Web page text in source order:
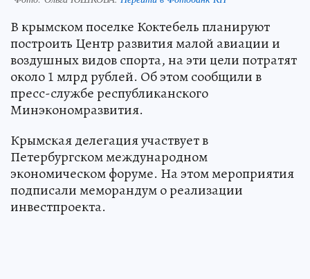
В крымском поселке Коктебель планируют
построить Центр развития малой авиации и
воздушных видов спорта, на эти цели потратят
около 1 млрд рублей. Об этом сообщили в
пресс-службе республиканского
Минэкономразвития.
Крымская делегация участвует в
Петербургском международном
экономическом форуме. На этом мероприятия
подписали меморандум о реализации
инвестпроекта.